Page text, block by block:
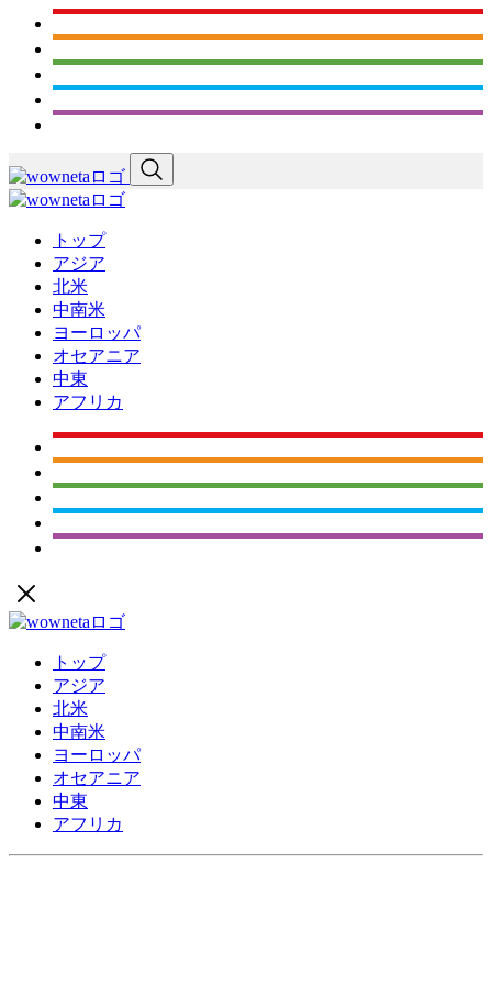
トップ
アジア
北米
中南米
ヨーロッパ
オセアニア
中東
アフリカ
トップ
アジア
北米
中南米
ヨーロッパ
オセアニア
中東
アフリカ